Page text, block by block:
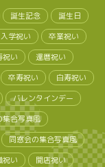
誕生記念
誕生日
入学祝い
卒業祝い
祝い
還暦祝い
卒寿祝い
白寿祝い
バレンタインデー
集合写真風
同窓会の集合写真風
祝い
開店祝い